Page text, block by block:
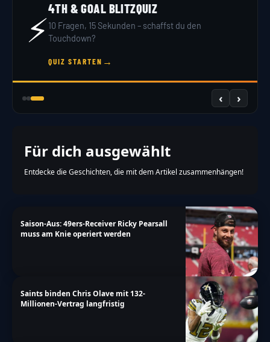
⚡
4TH & GOAL BLITZQUIZ
10 Fragen, 15 Sekunden – schaffst du den
Touchdown?
QUIZ STARTEN →
‹ ›
Für dich ausgewählt
Entdecke die Geschichten, die mit dem Artikel zusammenhängen!
Saison-Aus: 49ers-Receiver Ricky Pearsall
muss am Knie operiert werden
Saints binden Chris Olave mit 132-
Millionen-Vertrag langfristig